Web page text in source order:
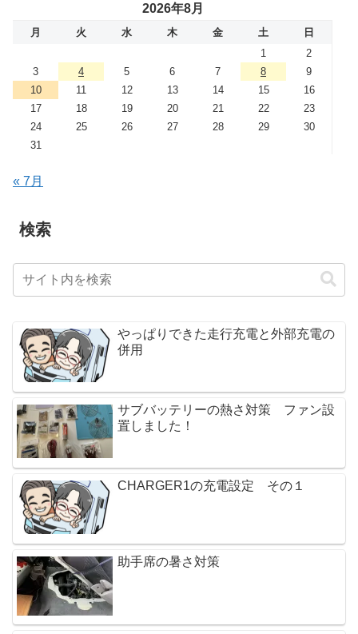
2026年8月
月 火 水 木 金 土
日
1
2
3
4 5 6 7 8
9
10
11 12 13 14 15
16
17
18 19 20 21 22
23
24
25 26 27 28 29
30
31
« 7月
検索
やっぱりできた走行充電と外部充電の
併用
サブバッテリーの熱さ対策 ファン設
置しました！
CHARGER1の充電設定 その１
助手席の暑さ対策